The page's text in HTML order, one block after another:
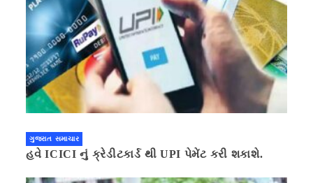
ગુજરાત સમાચાર
હવે ICICI નું ક્રેડીટકાર્ડ થી UPI પેમેંટ કરી શકાશે.